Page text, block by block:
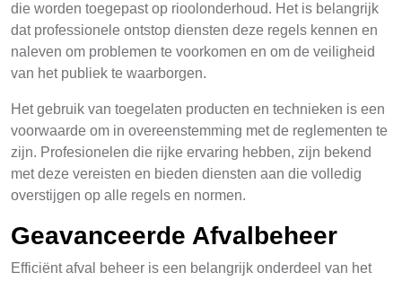
die worden toegepast op rioolonderhoud. Het is belangrijk
dat professionele ontstop diensten deze regels kennen en
naleven om problemen te voorkomen en om de veiligheid
van het publiek te waarborgen.
Het gebruik van toegelaten producten en technieken is een
voorwaarde om in overeenstemming met de reglementen te
zijn. Profesionelen die rijke ervaring hebben, zijn bekend
met deze vereisten en bieden diensten aan die volledig
overstijgen op alle regels en normen.
Geavanceerde Afvalbeheer
Efficiënt afval beheer is een belangrijk onderdeel van het